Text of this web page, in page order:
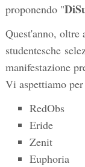
proponendo "
Quest'anno,
studentesche
manifestazione
Vi aspettiamo
RedObs
Eride
Zenit
Euphoria